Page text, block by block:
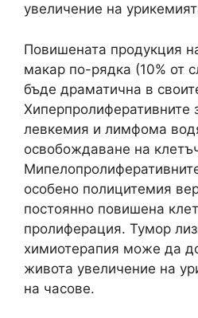
увеличение на
Повишената продукция
макар по-рядка (10% от
бъде драматична в
Хиперпролиферативните
левкемия и лимфома
освобождаване на
особено полицитемия
постоянно повишена
пролиферация. Тумор
химиотерапия може да
живота увеличение на
на часове.